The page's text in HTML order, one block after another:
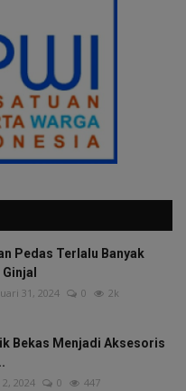
Pedas Terlalu Banyak
31, 2024 0 2k
Bekas Menjadi Aksesoris
2, 2024 0 447